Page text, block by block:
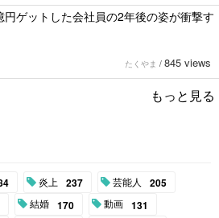
円ゲットした会社員の2年後の姿が衝撃す
たくやま / 845 views
もっと見る
炎上 237 芸能人 205
結婚 170 動画 131